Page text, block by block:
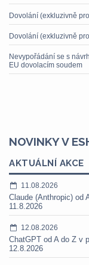
Dovolání (exkluzivně
Dovolání (exkluzivně
Nevypořádání se s
EU dovolacím soudem
NOVINKY V
AKTUÁLNÍ AKCE
11.08.2026
Claude (Anthropic) od
11.8.2026
12.08.2026
ChatGPT od A do Z v
12.8.2026